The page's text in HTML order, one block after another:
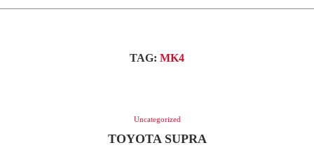
TAG: MK4
Uncategorized
TOYOTA SUPRA